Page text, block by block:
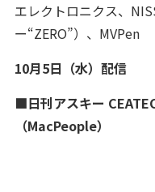
エレクトロニクス、
ー“ZERO”）、MVPen
10月5日（水）配信
■日刊アスキー
（MacPeople）